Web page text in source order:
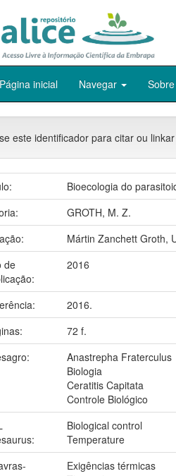
Página inicial Navegar Sobre
este identificador para citar ou
Bioecologia do
GROTH, M. Z.
Mártin Zanchett Groth,
de
2016
2016.
72 f.
Anastrepha Fraterculus
Biologia
Ceratitis Capitata
Controle Biológico
Biological control
Temperature
Exigências térmicas